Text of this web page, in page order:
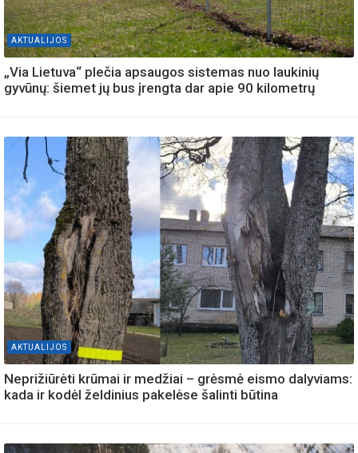
AKTUALIJOS
„Via Lietuva“ plečia apsaugos sistemas nuo laukinių
gyvūnų: šiemet jų bus įrengta dar apie 90 kilometrų
AKTUALIJOS
Neprižiūrėti krūmai ir medžiai – grėsmė eismo dalyviams:
kada ir kodėl želdinius pakelėse šalinti būtina